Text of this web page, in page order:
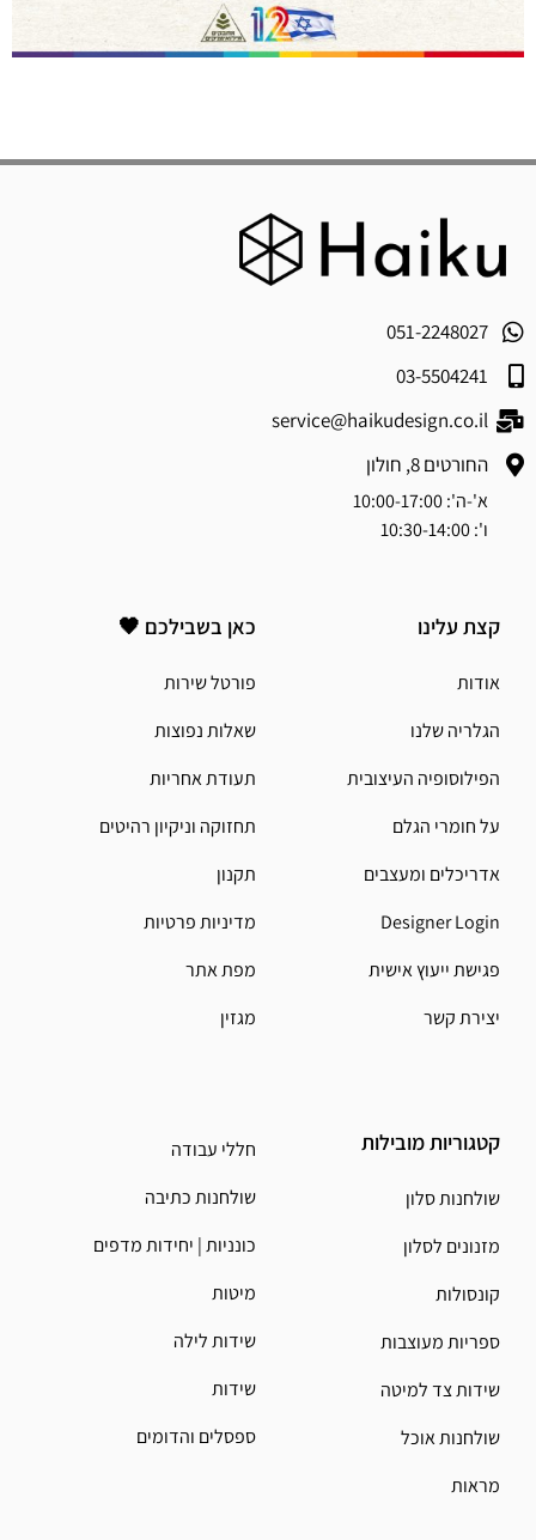
051-2248027
03-5504241
service@haikudesign.co.il
החורטים 8, חולון
א'-ה': 10:00-17:00
ו': 10:30-14:00
קצת עלינו
אודות
הגלריה שלנו
הפילוסופיה העיצובית
על חומרי הגלם
אדריכלים ומעצבים
Designer Login
פגישת ייעוץ אישית
יצירת קשר
קטגוריות מובילות
שולחנות סלון
מזנונים לסלון
קונסולות
ספריות מעוצבות
שידות צד למיטה
שולחנות אוכל
מראות
כאן בשבילכם 🖤
פורטל שירות
שאלות נפוצות
תעודת אחריות
תחזוקה וניקיון רהיטים
תקנון
מדיניות פרטיות
מפת אתר
מגזין
חללי עבודה
שולחנות כתיבה
כונניות | יחידות מדפים
מיטות
שידות לילה
שידות
ספסלים והדומים